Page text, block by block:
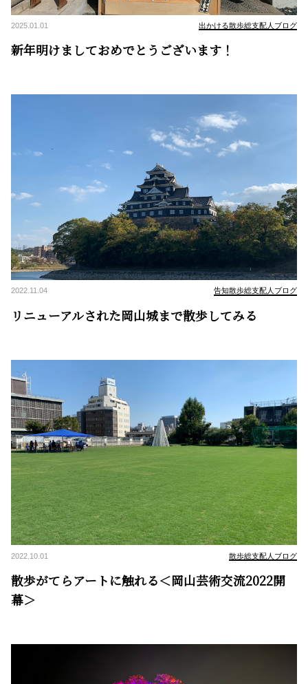
2025.01.01 出かける散歩総支配人ブログ
新年明けましておめでとうございます！
2022.11.04 告知散歩総支配人ブログ
リニューアルされた岡山城まで散歩してみる
2022.10.01 散歩総支配人ブログ
散歩がてらアートに触れる＜岡山芸術交流2022開
幕＞